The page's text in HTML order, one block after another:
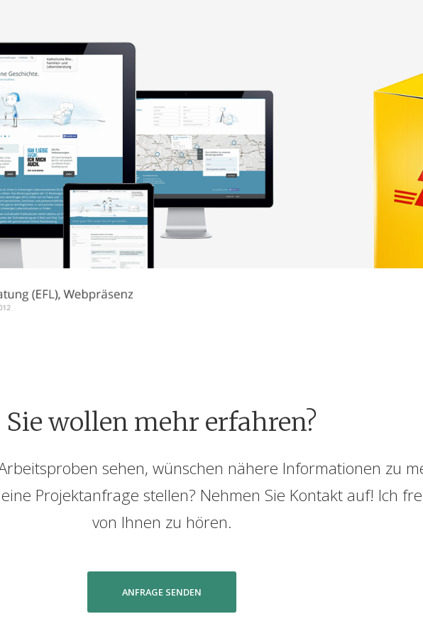
Sie wollen mehr erfahren?
sehen, wünschen nähere Informationen zu
Projektanfrage stellen? Nehmen Sie Kontakt auf! Ich
von Ihnen zu hören.
ANFRAGE SENDEN